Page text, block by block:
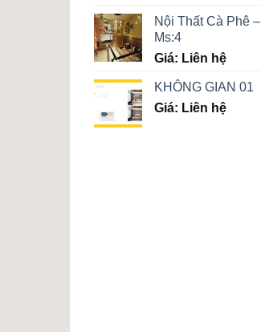
Nội Thất Cà Phê –
Ms:4
Giá: Liên hệ
KHÔNG GIAN 01
Giá: Liên hệ